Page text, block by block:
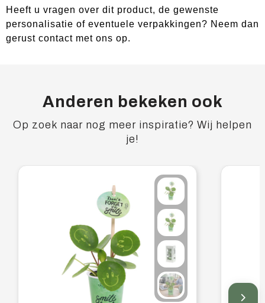
Heeft u vragen over dit product, de gewenste
personalisatie of eventuele verpakkingen? Neem dan
gerust contact met ons op.
Anderen bekeken ook
Op zoek naar nog meer inspiratie? Wij helpen
je!